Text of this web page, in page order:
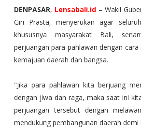
DENPASAR, Lensabali.id – Wakil
Giri Prasta, menyerukan agar
khususnya masyarakat Bali,
perjuangan para pahlawan dengan
kemajuan daerah dan bangsa.
"Jika para pahlawan kita berjuang
dengan jiwa dan raga, maka saat ini
perjuangan tersebut dengan
mendukung pembangunan daerah